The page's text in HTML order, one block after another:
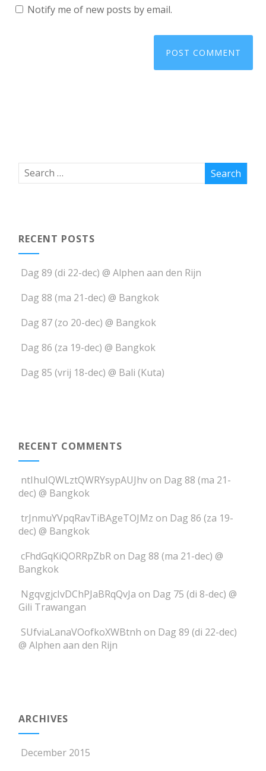
Notify me of new posts by email.
RECENT POSTS
Dag 89 (di 22-dec) @ Alphen aan den Rijn
Dag 88 (ma 21-dec) @ Bangkok
Dag 87 (zo 20-dec) @ Bangkok
Dag 86 (za 19-dec) @ Bangkok
Dag 85 (vrij 18-dec) @ Bali (Kuta)
RECENT COMMENTS
ntIhuIQWLztQWRYsypAUJhvon Dag 88 (ma 21-
dec) @ Bangkok
trJnmuYVpqRavTiBAgeTOJMz on Dag 86 (za 19-
dec) @ Bangkok
cFhdGqKiQORRpZbRon Dag 88 (ma 21-dec) @
Bangkok
NgqvgjcIvDChPJaBRqQvJa on Dag 75 (di 8-dec) @
Gili Trawangan
SUfviaLanaVOofkoXWBtnh on Dag 89 (di 22-dec)
@ Alphen aan den Rijn
ARCHIVES
December 2015